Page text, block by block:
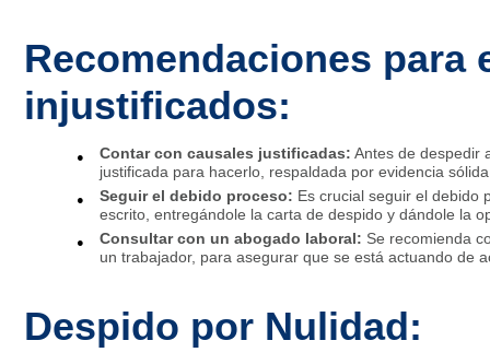
Recomendaciones para
injustificados:
Contar con causales justificadas: Antes de despedir
justificada para hacerlo, respaldada por evidencia
Seguir el debido proceso: Es crucial seguir el debido
escrito, entregándole la carta de despido y dándole la
Consultar con un abogado laboral: Se recomienda
un trabajador, para asegurar que se está actuando de
Despido por Nulidad: